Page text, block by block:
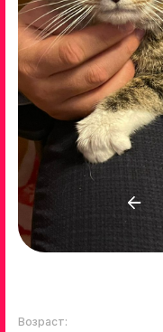
Возраст: